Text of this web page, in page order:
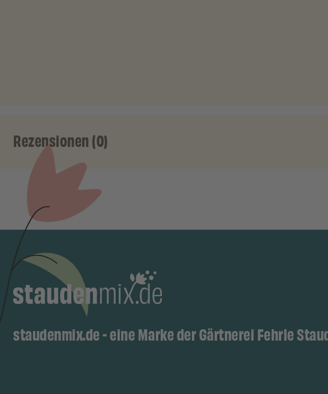
Rezensionen (0)
staudenmix.de - eine Marke der Gärtnerei Fehrle